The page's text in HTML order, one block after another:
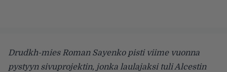
Drudkh-mies Roman Sayenko pisti viime vuonna
pystyyn sivuprojektin, jonka laulajaksi tuli Alcestin